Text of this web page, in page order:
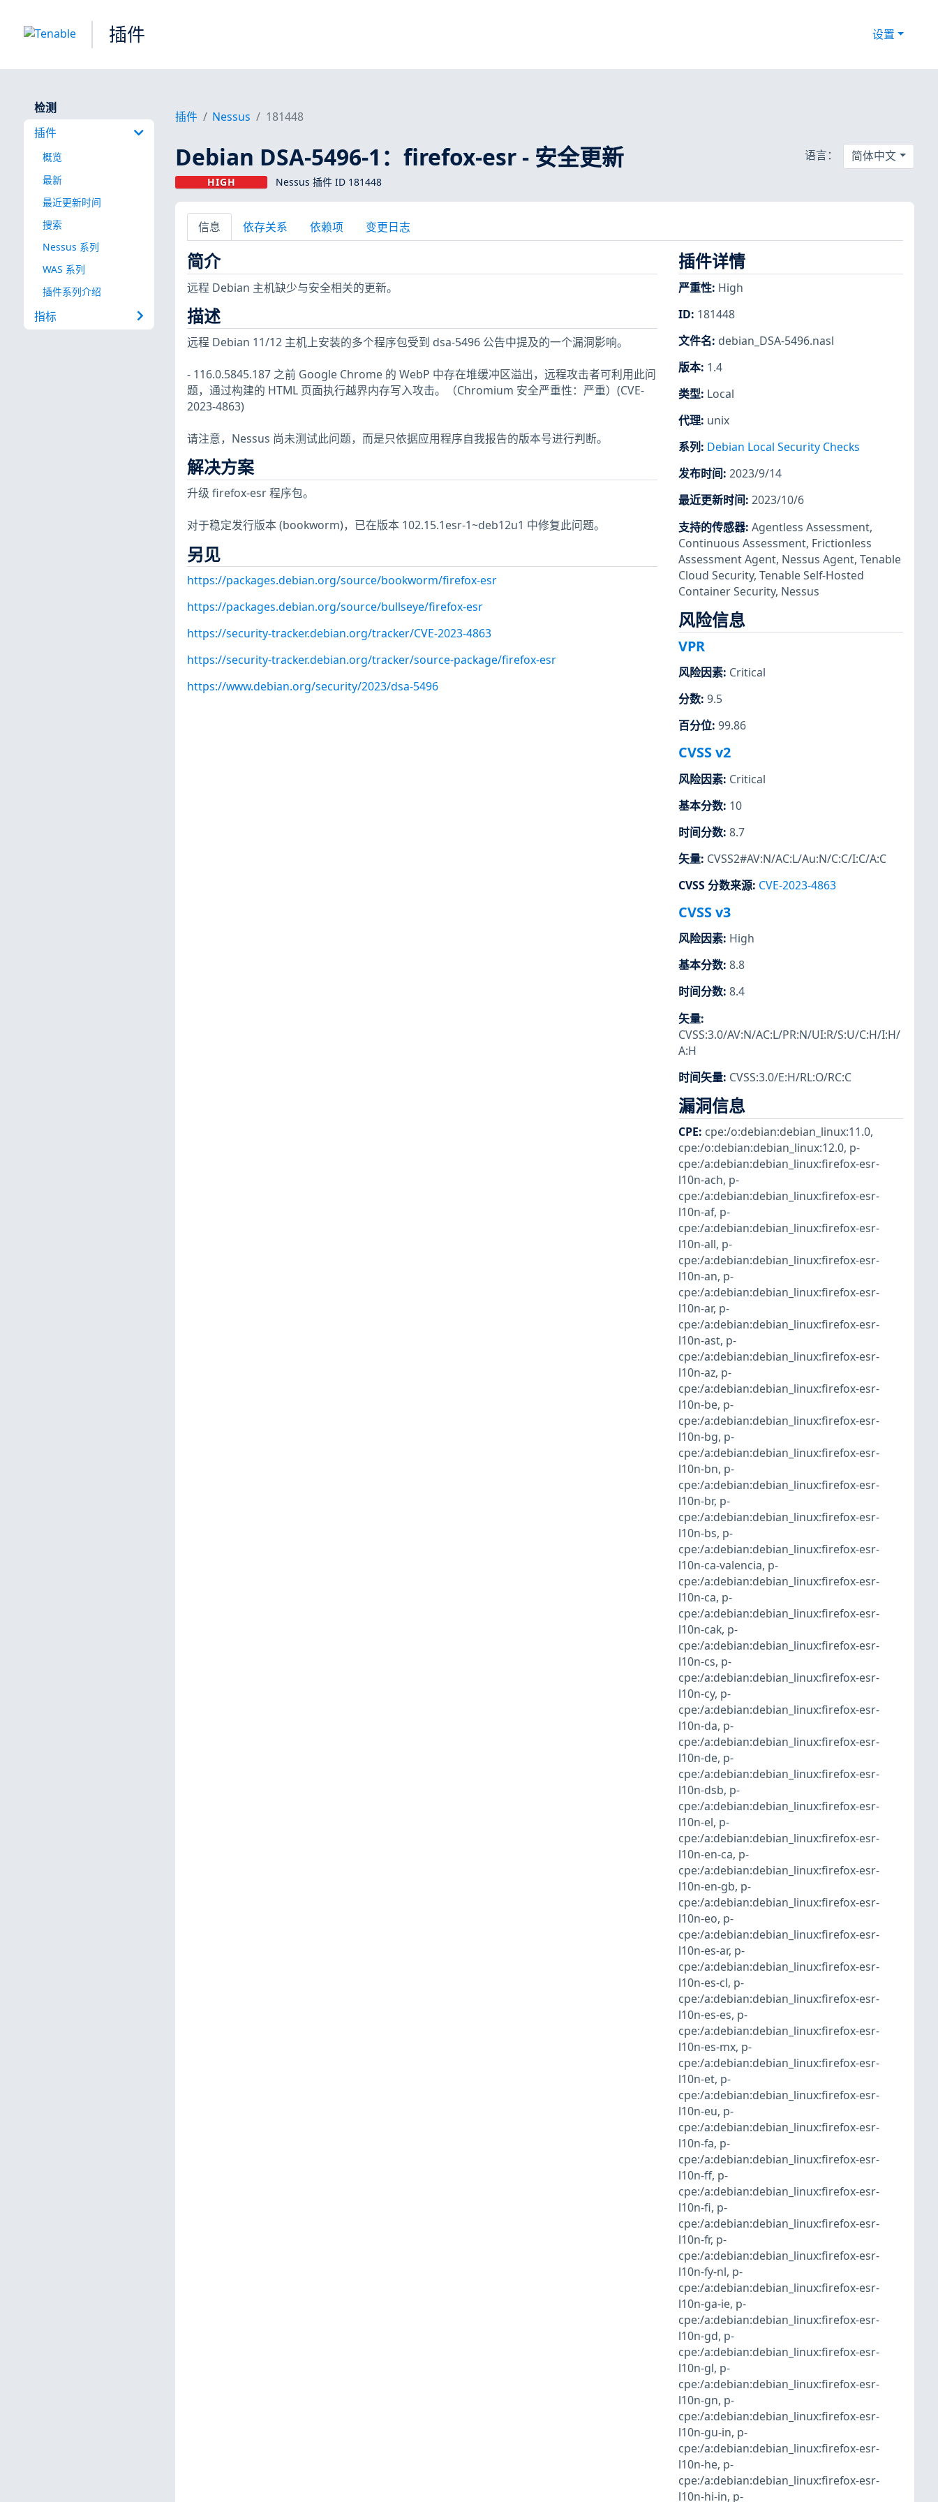
插件 设置
检测
插件
概览
最新
最近更新时间
搜索
Nessus 系列
WAS 系列
插件系列介绍
指标
插件 Nessus 181448
Debian DSA-5496-1：firefox-esr - 安全更新
HIGH Nessus 插件 ID 181448
语言： 简体中文
信息 依存关系 依赖项 变更日志
简介
远程 Debian 主机缺少与安全相关的更新。
描述
远程 Debian 11/12 主机上安装的多个程序包受到 dsa-5496 公告中提及的一个漏洞影响。
- 116.0.5845.187 之前 Google Chrome 的 WebP 中存在堆缓冲区溢出，远程攻击者可利用此问
题，通过构建的 HTML 页面执行越界内存写入攻击。（Chromium 安全严重性：严重）(CVE-
2023-4863)
请注意，Nessus 尚未测试此问题，而是只依据应用程序自我报告的版本号进行判断。
解决方案
升级 firefox-esr 程序包。
对于稳定发行版本 (bookworm)，已在版本 102.15.1esr-1~deb12u1 中修复此问题。
另见
https://packages.debian.org/source/bookworm/firefox-esr
https://packages.debian.org/source/bullseye/firefox-esr
https://security-tracker.debian.org/tracker/CVE-2023-4863
https://security-tracker.debian.org/tracker/source-package/firefox-esr
https://www.debian.org/security/2023/dsa-5496
插件详情
严重性: High
ID: 181448
文件名: debian_DSA-5496.nasl
版本: 1.4
类型: Local
代理: unix
系列 : Debian Local Security Checks
发布时间: 2023/9/14
最近更新时间: 2023/10/6
支持的传感器: Agentless Assessment,
Continuous Assessment, Frictionless
Assessment Agent, Nessus Agent, Tenable
Cloud Security, Tenable Self-Hosted
Container Security, Nessus
风险信息
VPR
风险因素: Critical
分数: 9.5
百分位: 99.86
CVSS v2
风险因素: Critical
基本分数: 10
时间分数: 8.7
矢量: CVSS2#AV:N/AC:L/Au:N/C:C/I:C/A:C
CVSS 分数来源: CVE-2023-4863
CVSS v3
风险因素: High
基本分数: 8.8
时间分数: 8.4
矢量:
CVSS:3.0/AV:N/AC:L/PR:N/UI:R/S:U/C:H/I:H/
A:H
时间矢量: CVSS:3.0/E:H/RL:O/RC:C
漏洞信息
CPE: cpe:/o:debian:debian_linux:11.0,
cpe:/o:debian:debian_linux:12.0, p-
cpe:/a:debian:debian_linux:firefox-esr-
l10n-ach, p-
cpe:/a:debian:debian_linux:firefox-esr-
l10n-af, p-
cpe:/a:debian:debian_linux:firefox-esr-
l10n-all, p-
cpe:/a:debian:debian_linux:firefox-esr-
l10n-an, p-
cpe:/a:debian:debian_linux:firefox-esr-
l10n-ar, p-
cpe:/a:debian:debian_linux:firefox-esr-
l10n-ast, p-
cpe:/a:debian:debian_linux:firefox-esr-
l10n-az, p-
cpe:/a:debian:debian_linux:firefox-esr-
l10n-be, p-
cpe:/a:debian:debian_linux:firefox-esr-
l10n-bg, p-
cpe:/a:debian:debian_linux:firefox-esr-
l10n-bn, p-
cpe:/a:debian:debian_linux:firefox-esr-
l10n-br, p-
cpe:/a:debian:debian_linux:firefox-esr-
l10n-bs, p-
cpe:/a:debian:debian_linux:firefox-esr-
l10n-ca-valencia, p-
cpe:/a:debian:debian_linux:firefox-esr-
l10n-ca, p-
cpe:/a:debian:debian_linux:firefox-esr-
l10n-cak, p-
cpe:/a:debian:debian_linux:firefox-esr-
l10n-cs, p-
cpe:/a:debian:debian_linux:firefox-esr-
l10n-cy, p-
cpe:/a:debian:debian_linux:firefox-esr-
l10n-da, p-
cpe:/a:debian:debian_linux:firefox-esr-
l10n-de, p-
cpe:/a:debian:debian_linux:firefox-esr-
l10n-dsb, p-
cpe:/a:debian:debian_linux:firefox-esr-
l10n-el, p-
cpe:/a:debian:debian_linux:firefox-esr-
l10n-en-ca, p-
cpe:/a:debian:debian_linux:firefox-esr-
l10n-en-gb, p-
cpe:/a:debian:debian_linux:firefox-esr-
l10n-eo, p-
cpe:/a:debian:debian_linux:firefox-esr-
l10n-es-ar, p-
cpe:/a:debian:debian_linux:firefox-esr-
l10n-es-cl, p-
cpe:/a:debian:debian_linux:firefox-esr-
l10n-es-es, p-
cpe:/a:debian:debian_linux:firefox-esr-
l10n-es-mx, p-
cpe:/a:debian:debian_linux:firefox-esr-
l10n-et, p-
cpe:/a:debian:debian_linux:firefox-esr-
l10n-eu, p-
cpe:/a:debian:debian_linux:firefox-esr-
l10n-fa, p-
cpe:/a:debian:debian_linux:firefox-esr-
l10n-ff, p-
cpe:/a:debian:debian_linux:firefox-esr-
l10n-fi, p-
cpe:/a:debian:debian_linux:firefox-esr-
l10n-fr, p-
cpe:/a:debian:debian_linux:firefox-esr-
l10n-fy-nl, p-
cpe:/a:debian:debian_linux:firefox-esr-
l10n-ga-ie, p-
cpe:/a:debian:debian_linux:firefox-esr-
l10n-gd, p-
cpe:/a:debian:debian_linux:firefox-esr-
l10n-gl, p-
cpe:/a:debian:debian_linux:firefox-esr-
l10n-gn, p-
cpe:/a:debian:debian_linux:firefox-esr-
l10n-gu-in, p-
cpe:/a:debian:debian_linux:firefox-esr-
l10n-he, p-
cpe:/a:debian:debian_linux:firefox-esr-
l10n-hi-in, p-